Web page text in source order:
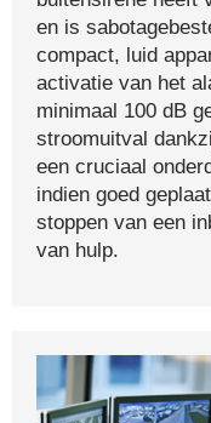
en is
compact, luid
activatie van het
minimaal 100 dB
stroomuitval
een cruciaal
indien goed
stoppen van een
van hulp.